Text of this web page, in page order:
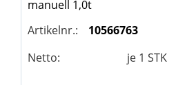
manuell 1,0t
Artikelnr.:
10566763
Netto:
je 1 STK